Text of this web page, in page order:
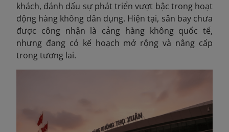
khách, đánh dấu sự phát triển vượt bậc trong hoạt
động hàng không dân dụng. Hiện tại, sân bay chưa
được công nhận là cảng hàng không quốc tế,
nhưng đang có kế hoạch mở rộng và nâng cấp
trong tương lai.